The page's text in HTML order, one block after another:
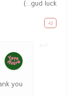
gud luck..:)
رد
you.